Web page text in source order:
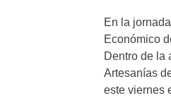
En la
Económico
Dentro de la
Artesanías
este viernes